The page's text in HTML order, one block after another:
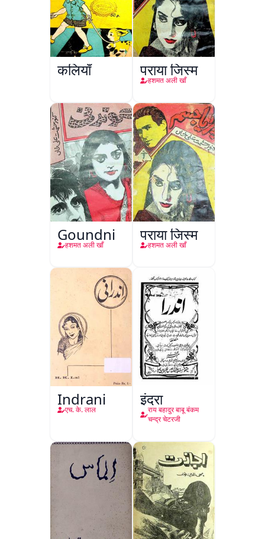
कलियाँ पराया जिस्म
हशमत अली खाँ
Goundni
हशमत अली खाँ
पराया जिस्म
हशमत अली खाँ
Indrani
एच. के. लाल
इंद्रा
राय बहादुर बाबू बंकम
चन्द्र चेटरजी